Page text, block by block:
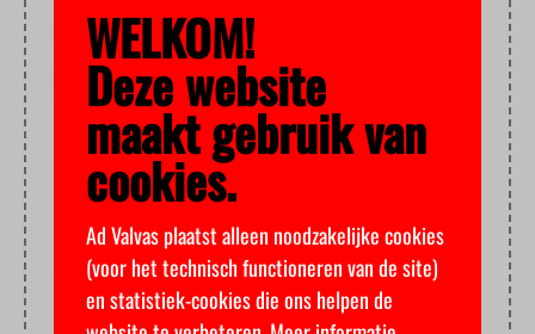
WELKOM!
Deze website
maakt gebruik van
cookies.
Ad Valvas plaatst alleen noodzakelijke cookies
(voor het technisch functioneren van de site)
en statistiek-cookies die ons helpen de